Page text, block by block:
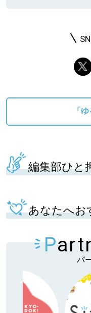
「
編集部ひと
あなたへお
P
パ